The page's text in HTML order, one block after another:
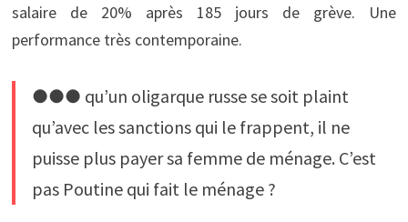
salaire de 20% après 185 jours de grève. Une
performance très contemporaine. 
●●● qu’un oligarque russe se soit plaint
qu’avec les sanctions qui le frappent, il ne
puisse plus payer sa femme de ménage. C’est
pas Poutine qui fait le ménage ? 